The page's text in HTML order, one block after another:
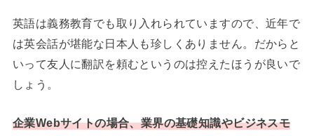
英語は義務教育でも取り入れられていますので、近年で
は英会話が堪能な日本人も珍しくありません。だからと
いって友人に翻訳を頼むというのは控えたほうが良いで
しょう。
企業Webサイトの場合、業界の基礎知識やビジネスモ